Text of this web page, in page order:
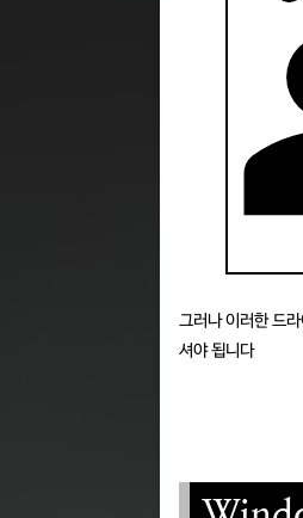
그러나 이러한 드
셔야 됩니다